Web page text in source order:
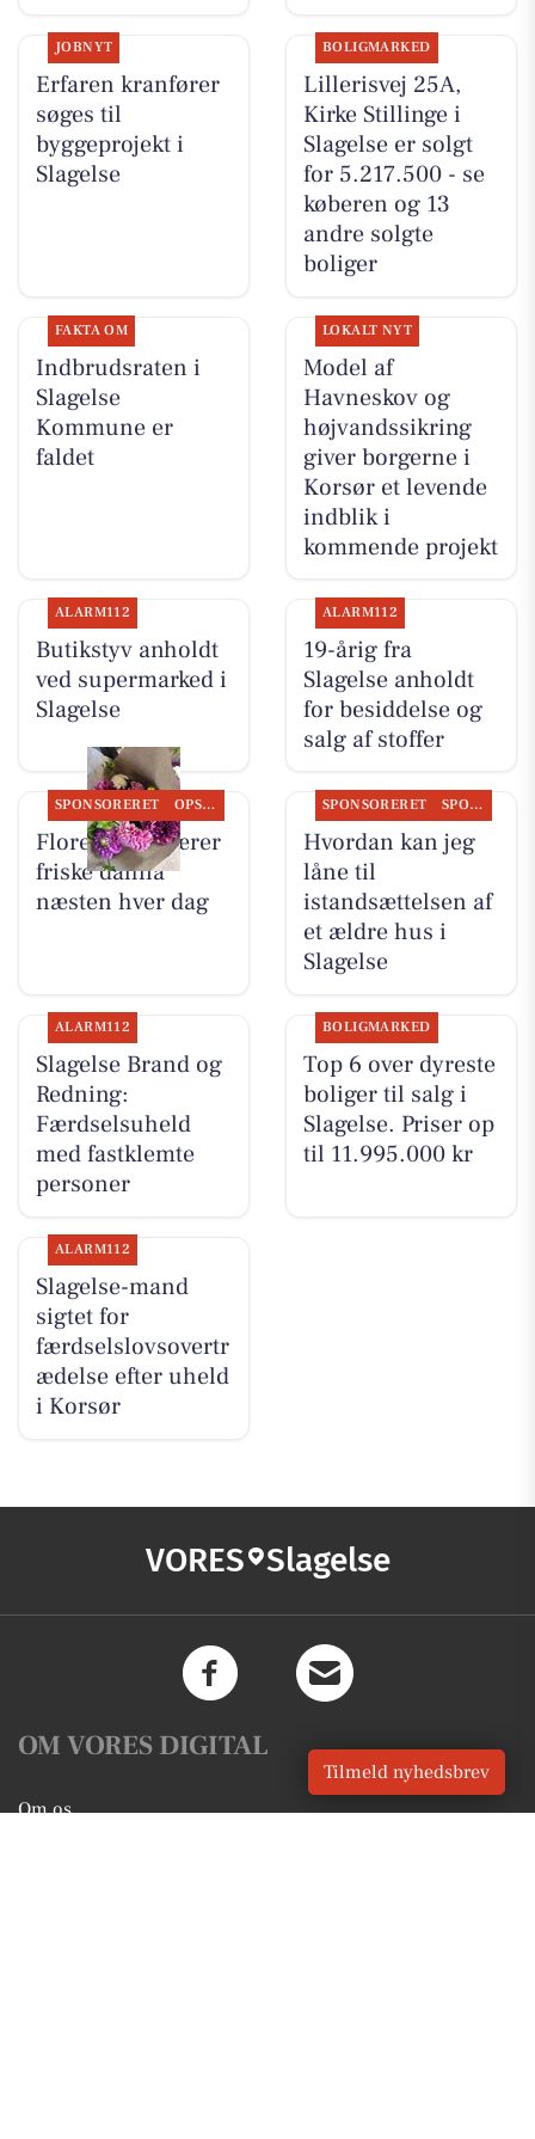
JOBNYT
Erfaren kranfører
søges til
byggeprojekt i
Slagelse
BOLIGMARKED
Lillerisvej 25A,
Kirke Stillinge i
Slagelse er solgt
for 5.217.500 - se
køberen og 13
andre solgte
boliger
FAKTA OM
Indbrudsraten i
Slagelse
Kommune er
faldet
LOKALT NYT
Model af
Havneskov og
højvandssikring
giver borgerne i
Korsør et levende
indblik i
kommende projekt
ALARM112
Butikstyv anholdt
ved supermarked i
Slagelse
ALARM112
19-årig fra
Slagelse anholdt
for besiddelse og
salg af stoffer
SPONSORERET OPSLAGSTAVLEN
Flore Vida skærer
friske dahlia
næsten hver dag
SPONSORERET SPONSORERET INDHOLD
Hvordan kan jeg
låne til
istandsættelsen af
et ældre hus i
Slagelse
ALARM112
Slagelse Brand og
Redning:
Færdselsuheld
med fastklemte
personer
BOLIGMARKED
Top 6 over dyreste
boliger til salg i
Slagelse. Priser op
til 11.995.000 kr
ALARM112
Slagelse-mand
sigtet for
færdselslovsovertr
ædelse efter uheld
i Korsør
VORES Slagelse
OM VORES DIGITAL
Om os
Tilmeld nyhedsbrev